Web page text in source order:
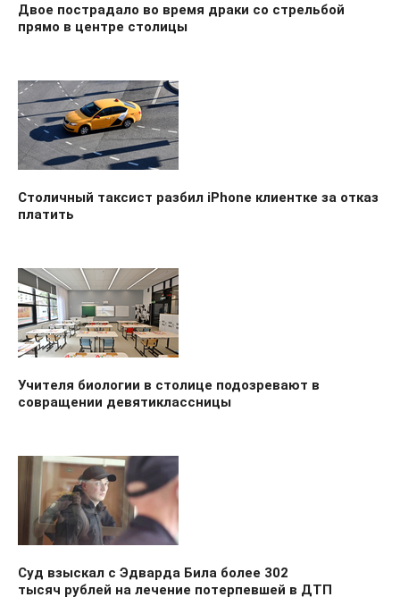
Двое пострадало во время драки со стрельбой
прямо в центре столицы
Столичный таксист разбил iPhone клиентке за отказ
платить
Учителя биологии в столице подозревают в
совращении девятиклассницы
Суд взыскал с Эдварда Била более 302
тысяч рублей на лечение потерпевшей в ДТП